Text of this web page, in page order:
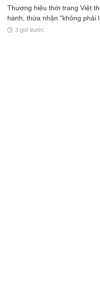
Thương hiệu thời trang Việt
hành, thừa nhận "không phải
3 giờ trước